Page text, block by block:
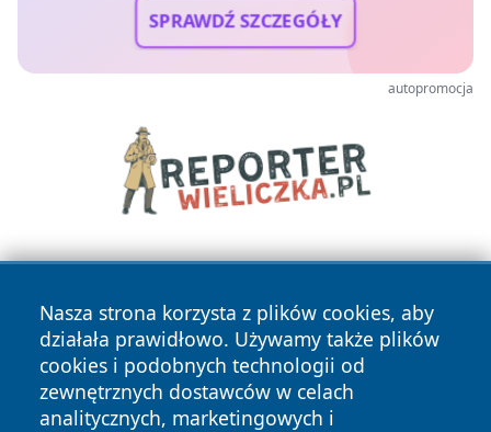
SPRAWDŹ SZCZEGÓŁY
autopromocja
Nasza strona korzysta z plików cookies, aby
działała prawidłowo. Używamy także plików
cookies i podobnych technologii od
zewnętrznych dostawców w celach
analitycznych, marketingowych i
Copyright © 2026 portalzielonagora.pl Wszystkie prawa
zastrzeżone.